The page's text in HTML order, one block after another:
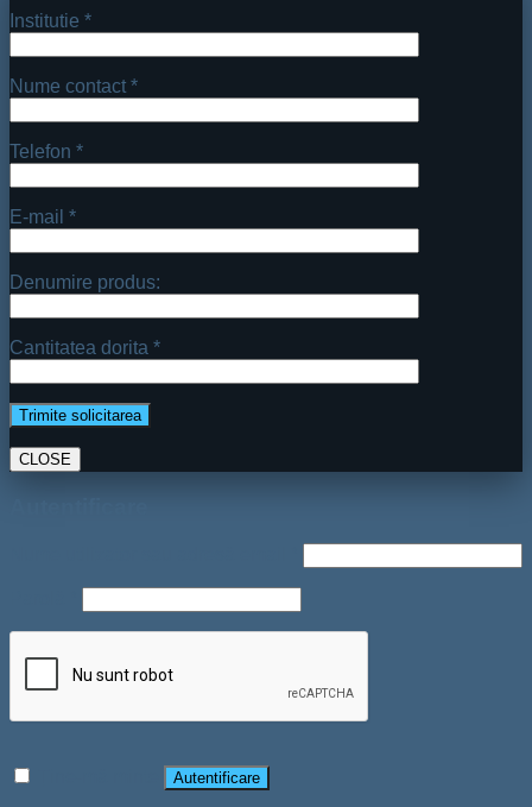
Institutie *
Nume contact *
Telefon *
E-mail *
Denumire produs:
Cantitatea dorita *
CLOSE
Autentificare